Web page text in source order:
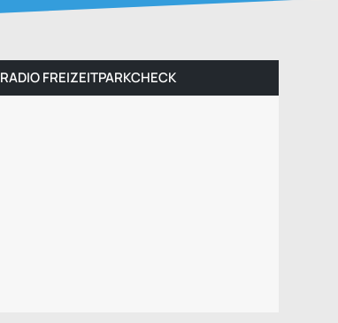
RADIO FREIZEITPARKCHECK